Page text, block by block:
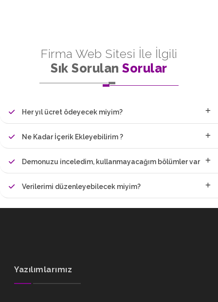
Firma Web Sitesi İle İlgili
Sık SorulanSorular
Her yıl ücret ödeyecek miyim?
Ne Kadar İçerik Ekleyebilirim ?
Demonuzu inceledim, kullanmayacağım bölümler var
Verilerimi düzenleyebilecek miyim?
Yazılımlarımız